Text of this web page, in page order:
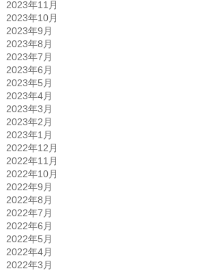
2023年11月
2023年10月
2023年9月
2023年8月
2023年7月
2023年6月
2023年5月
2023年4月
2023年3月
2023年2月
2023年1月
2022年12月
2022年11月
2022年10月
2022年9月
2022年8月
2022年7月
2022年6月
2022年5月
2022年4月
2022年3月